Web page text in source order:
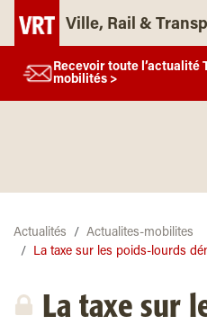
Ville, Rail &
Recevoir toute
mobilités >
Actualités
Actualites-mobilites
La taxe sur les poids-lourds
La taxe sur